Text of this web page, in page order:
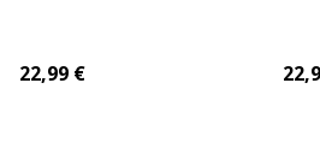
22,99 €